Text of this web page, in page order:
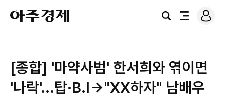
아
주
경
검
전
로
그
[종합] '마약사범' 한서희와 엮이면
'나락'...탑·B.I→"XX하자" 남배우